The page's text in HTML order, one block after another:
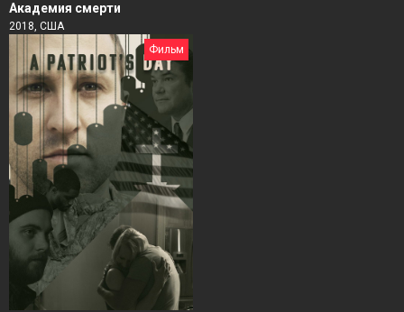
Академия смерти
2018, США
Фильм